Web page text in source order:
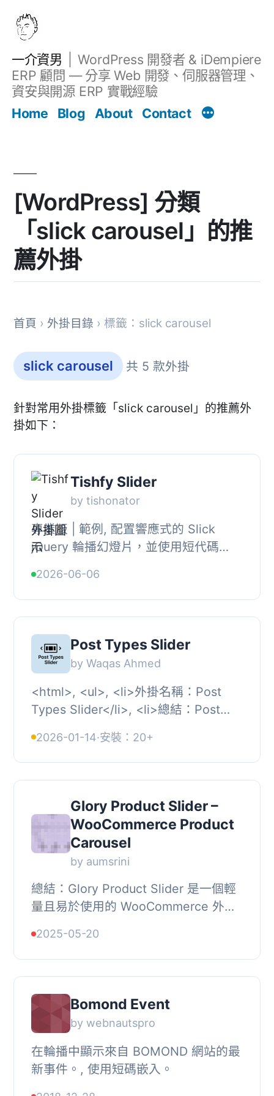
一介資男
WordPress 開發者 & iDempiere
ERP 顧問 — 分享 Web 開發、伺服器管理、
資安與開源 ERP 實戰經驗
Home
Blog About Contact
[WordPress] 分類
「slick carousel」的推
薦外掛
首頁 › 外掛目錄 › 標籤：slick carousel
slick carousel 共 5 款外掛
針對常用外掛標籤「slick carousel」的推薦外
掛如下：
Tishfy Slider
by tishonator
專業版 | 範例, 配置響應式的 Slick
jQuery 輪播幻燈片，並使用短代碼
入。管理者可以填寫幻燈片的前標題、
標題、內文和圖...
2026-06-06
Post Types Slider
by Waqas Ahmed
<html>, <ul>, <li>外掛名稱：Post
Types Slider</li>, <li>總結：Post
式，讓您可以為任...
2026-01-14·安裝：20+
Glory Product Slider –
WooCommerce Product
Carousel
by aumsrini
總結：Glory Product Slider 是一個輕
量且易於使用的 WooCommerce 外掛
輪播中展示您商店的產品。由流行的
Slick Carousel...
2025-05-20
Bomond Event
by webnautspro
在輪播中顯示來自 BOMOND 網站的最
新事件。, 使用短碼嵌入。
文章